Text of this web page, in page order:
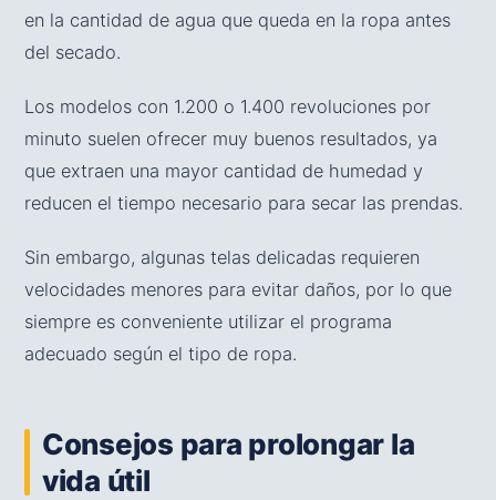
en la cantidad de agua que queda en la ropa antes
del secado.
Los modelos con 1.200 o 1.400 revoluciones por
minuto suelen ofrecer muy buenos resultados, ya
que extraen una mayor cantidad de humedad y
reducen el tiempo necesario para secar las prendas.
Sin embargo, algunas telas delicadas requieren
velocidades menores para evitar daños, por lo que
siempre es conveniente utilizar el programa
adecuado según el tipo de ropa.
Consejos para prolongar la
vida útil